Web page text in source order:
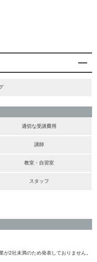
適切な受講費用
講師
教室・自習室
スタッフ
2社未満のため発表しておりません。